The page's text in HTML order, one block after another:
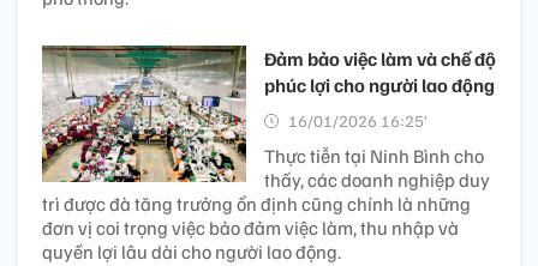
Đảm bảo việc làm và chế độ
phúc lợi cho người lao động
16/01/2026 16:25’
Thực tiễn tại Ninh Bình cho
thấy, các doanh nghiệp duy
trì được đà tăng trưởng ổn định cũng chính là những
đơn vị coi trọng việc bảo đảm việc làm, thu nhập và
quyền lợi lâu dài cho người lao động.